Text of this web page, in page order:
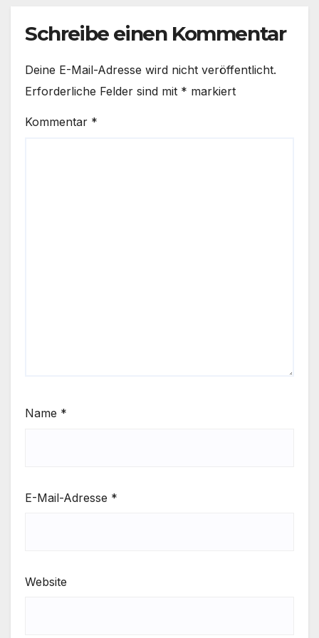
Schreibe einen Kommentar
Deine E-Mail-Adresse wird nicht veröffentlicht.
Erforderliche Felder sind mit * markiert
Kommentar *
Name *
E-Mail-Adresse *
Website